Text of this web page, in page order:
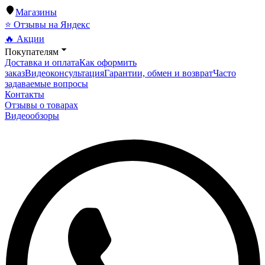
Магазины
⭐ Отзывы на Яндекс
🔥 Акции
Покупателям
Доставка и оплатаКак оформить
заказВидеоконсультацияГарантии, обмен и возвратЧасто
задаваемые вопросы
Контакты
Отзывы о товарах
Видеообзоры